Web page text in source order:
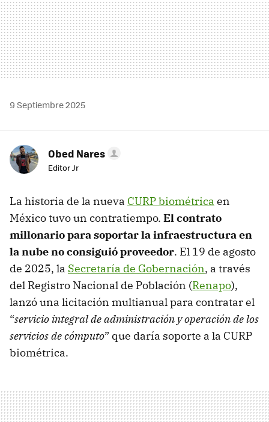
9 Septiembre 2025
Obed Nares
Editor Jr
La historia de la nueva CURP biométrica en
México tuvo un contratiempo. El contrato
millonario para soportar la infraestructura en
la nube no consiguió proveedor. El 19 de agosto
de 2025, la Secretaría de Gobernación, a través
del Registro Nacional de Población (Renapo),
lanzó una licitación multianual para contratar el
“servicio integral de administración y operación de los
servicios de cómputo” que daría soporte a la CURP
biométrica.